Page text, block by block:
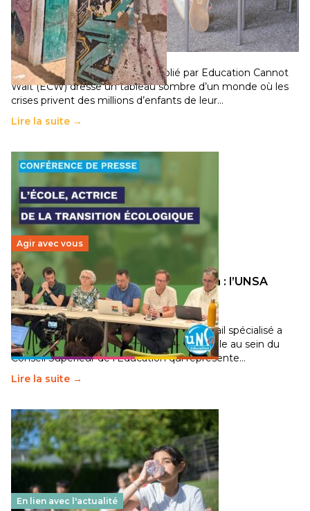
258 millions d’enfants victimes de la guerre, des
chocs climatiques et des déplacements de
population
11 juillet 2026- National
Un nouveau rapport mondial publié par Education Cannot
Wait (ECW) dresse un tableau sombre d’un monde où les
crises privent des millions d’enfants de leur…
Lire la suite →
Agir avec vous
Transition écologique de l’éducation : l’UNSA
Éducation fait bouger les lignes
30 juin 2026-National
Pendant plusieurs mois, un groupe de travail spécialisé a
travaillé sur la transition écologique de l’Ecole au sein du
Conseil Supérieur de l’Éducation qui représente…
Lire la suite →
En lien avec l'actualité